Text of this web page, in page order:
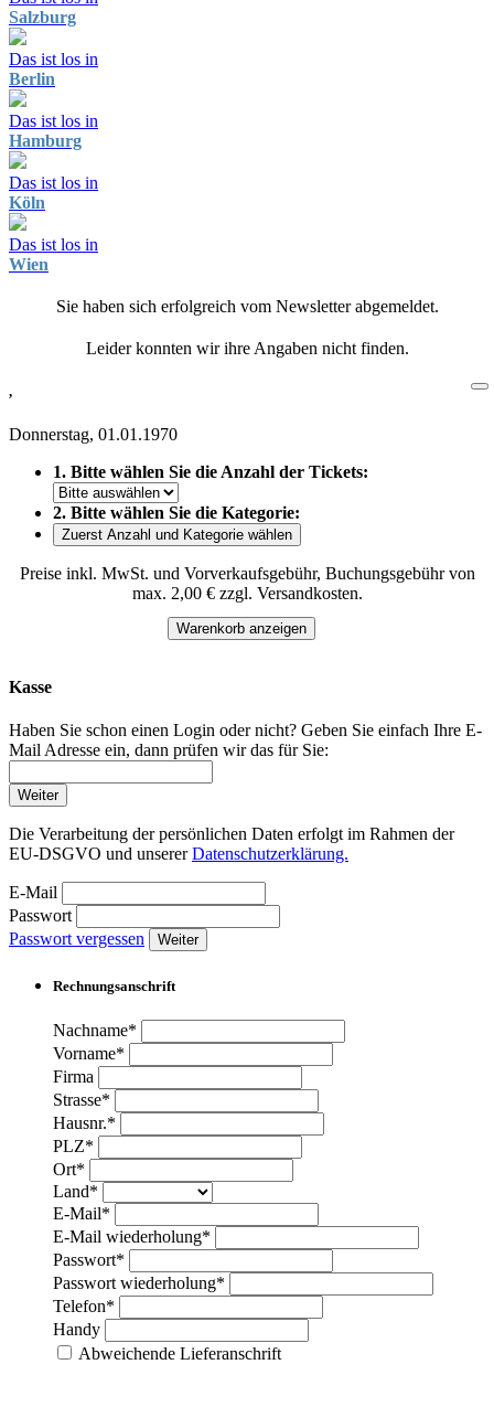
Salzburg
Das ist los in
Berlin
Das ist los in
Hamburg
Das ist los in
Köln
Das ist los in
Wien
Sie haben sich erfolgreich vom Newsletter abgemeldet.
Leider konnten wir ihre Angaben nicht finden.
,
Donnerstag, 01.01.1970
1. Bitte wählen Sie die Anzahl der Tickets:
2. Bitte wählen Sie die Kategorie:
Zuerst Anzahl und Kategorie wählen
Preise inkl. MwSt. und Vorverkaufsgebühr, Buchungsgebühr von
max. 2,00 € zzgl. Versandkosten.
Warenkorb anzeigen
Kasse
Haben Sie schon einen Login oder nicht? Geben Sie einfach Ihre E-
Mail Adresse ein, dann prüfen wir das für Sie:
Weiter
Die Verarbeitung der persönlichen Daten erfolgt im Rahmen der
EU-DSGVO und unsererDatenschutzerklärung.
E-Mail
Passwort
Passwort vergessen
Weiter
Rechnungsanschrift
Nachname*
Vorname*
Firma
Strasse*
Hausnr.*
PLZ*
Ort*
Land*
E-Mail*
E-Mail wiederholung*
Passwort*
Passwort wiederholung*
Telefon*
Handy
Abweichende Lieferanschrift